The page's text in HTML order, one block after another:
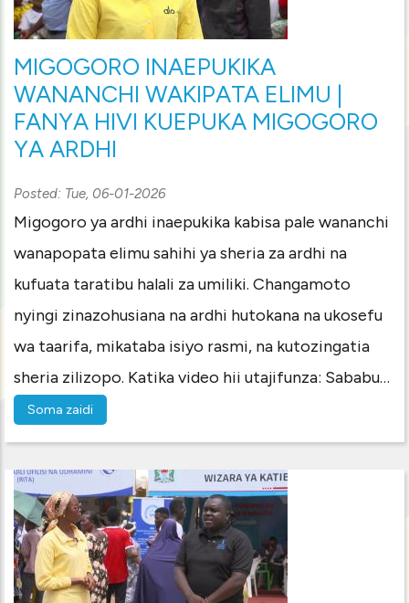
MIGOGORO INAEPUKIKA
WANANCHI WAKIPATA ELIMU |
FANYA HIVI KUEPUKA MIGOGORO
YA ARDHI
Posted: Tue, 06-01-2026
Migogoro ya ardhi inaepukika kabisa pale wananchi
wanapopata elimu sahihi ya sheria za ardhi na
kufuata taratibu halali za umiliki. Changamoto
nyingi zinazohusiana na ardhi hutokana na ukosefu
wa taarifa, mikataba isiyo rasmi, na kutozingatia
sheria zilizopo. Katika video hii utajifunza: Sababu…
Soma zaidi